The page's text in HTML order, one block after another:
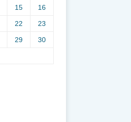
15 16
22 23
29 30